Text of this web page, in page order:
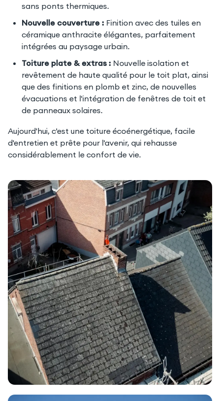
sans ponts thermiques.
Nouvelle couverture : Finition avec des tuiles en
céramique anthracite élégantes, parfaitement
intégrées au paysage urbain.
Toiture plate & extras : Nouvelle isolation et
revêtement de haute qualité pour le toit plat, ainsi
que des finitions en plomb et zinc, de nouvelles
évacuations et l'intégration de fenêtres de toit et
de panneaux solaires.
Aujourd'hui, c'est une toiture écoénergétique, facile
d'entretien et prête pour l'avenir, qui rehausse
considérablement le confort de vie.